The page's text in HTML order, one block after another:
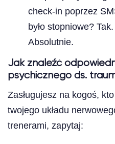
check-in poprzez
było stopniowe?
Absolutnie.
Jak znaleźć
psychicznego ds.
Zasługujesz na kogoś,
twojego układu
trenerami, zapytaj: